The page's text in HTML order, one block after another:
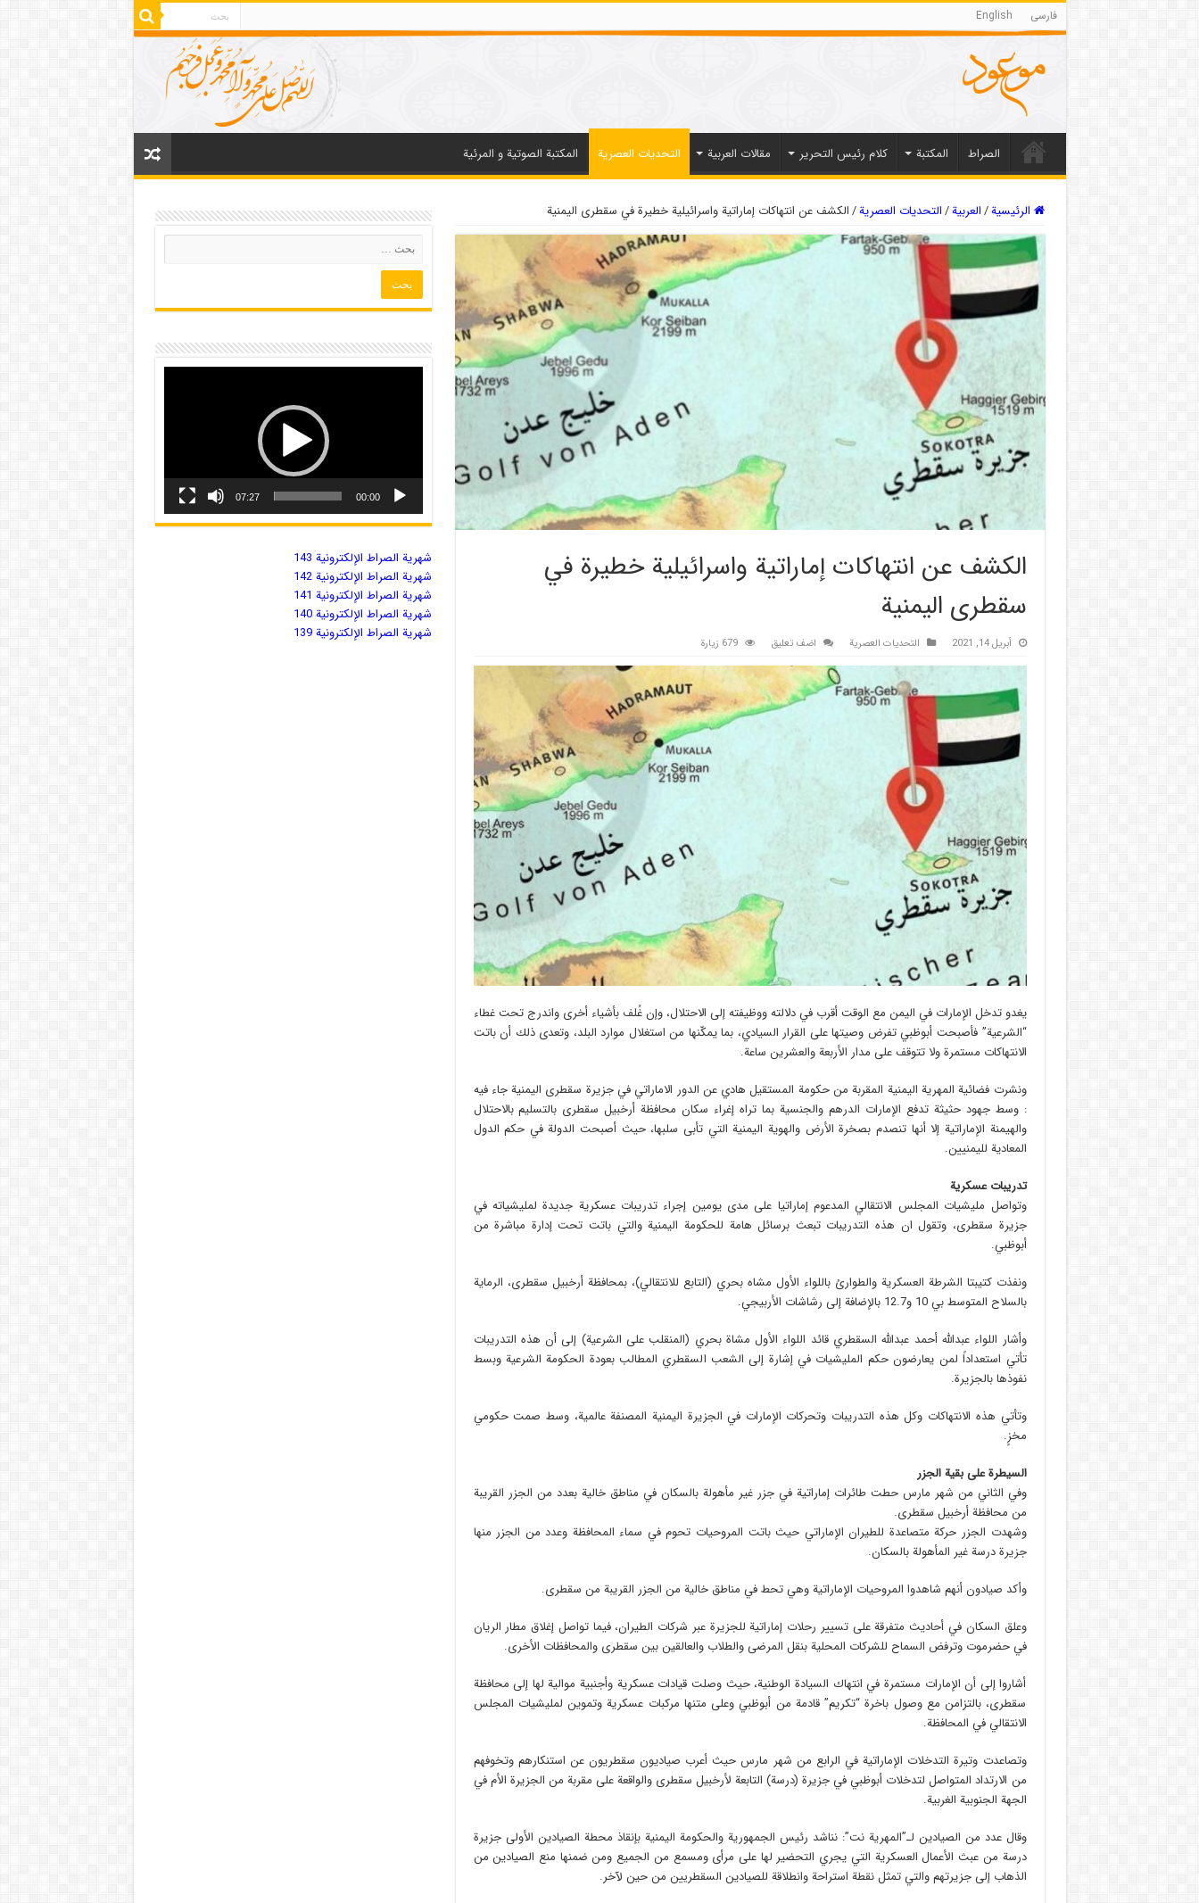
فارسی English
الصراط المکتبة كلام رئيس التحرير مقالات العربیة التحديات العصرية المكتبة الصوتية و المرئية
الرئيسية/العربیة/التحديات العصرية/الكشف عن انتهاكات إماراتية واسرائيلية خطيرة في سقطرى اليمنية
الكشف عن انتهاكات إماراتية واسرائيلية خطيرة في
سقطرى اليمنية
أبريل 14, 2021 التحديات العصرية اضف تعليق 679 زيارة
يغدو تدخل الإمارات في اليمن مع الوقت أقرب في دلالته ووظيفته إلى الاحتلال، وإن غُلف بأشياء أخرى واندرج تحت غطاء
“الشرعية” فأصبحت أبوظبي تفرض وصيتها على القرار السيادي، بما يمكّنها من استغلال موارد البلد، وتعدى ذلك أن باتت
الانتهاكات مستمرة ولا تتوقف على مدار الأربعة والعشرين ساعة.
ونشرت فضائية المهرية اليمنية المقربة من حكومة المستقيل هادي عن الدور الاماراتي في جزيرة سقطرى اليمنية جاء فيه
: وسط جهود حثيثة تدفع الإمارات الدرهم والجنسية بما تراه إغراء سكان محافظة أرخبيل سقطرى بالتسليم بالاحتلال
والهيمنة الإماراتية إلا أنها تنصدم بصخرة الأرض والهوية اليمنية التي تأبى سلبها، حيث أصبحت الدولة في حكم الدول
المعادية لليمنيين.
تدريبات عسكرية
وتواصل مليشيات المجلس الانتقالي المدعوم إماراتيا على مدى يومين إجراء تدريبات عسكرية جديدة لمليشياته في
جزيرة سقطرى، وتقول ان هذه التدريبات تبعث برسائل هامة للحكومة اليمنية والتي باتت تحت إدارة مباشرة من
أبوظبي.
ونفذت كتيبتا الشرطة العسكرية والطوارئ باللواء الأول مشاه بحري (التابع للانتقالي)، بمحافظة أرخبيل سقطرى، الرماية
بالسلاح المتوسط بي 10 و12.7 بالإضافة إلى رشاشات الأربيجي.
وأشار اللواء عبدالله أحمد عبدالله السقطري قائد اللواء الأول مشاة بحري (المنقلب على الشرعية) إلى أن هذه التدريبات
تأتي استعداداً لمن يعارضون حكم المليشيات في إشارة إلى الشعب السقطري المطالب بعودة الحكومة الشرعية وبسط
نفوذها بالجزيرة.
وتأتي هذه الانتهاكات وكل هذه التدريبات وتحركات الإمارات في الجزيرة اليمنية المصنفة عالمية، وسط صمت حكومي
مخزٍ.
السيطرة على بقية الجزر
وفي الثاني من شهر مارس حطت طائرات إماراتية في جزر غير مأهولة بالسكان في مناطق خالية بعدد من الجزر القريبة
من محافظة أرخبيل سقطرى.
وشهدت الجزر حركة متصاعدة للطيران الإماراتي حيث باتت المروحيات تحوم في سماء المحافظة وعدد من الجزر منها
جزيرة درسة غير المأهولة بالسكان.
وأكد صيادون أنهم شاهدوا المروحيات الإماراتية وهي تحط في مناطق خالية من الجزر القريبة من سقطرى.
وعلق السكان في أحاديث متفرقة على تسيير رحلات إماراتية للجزيرة عبر شركات الطيران، فيما تواصل إغلاق مطار الريان
في حضرموت وترفض السماح للشركات المحلية بنقل المرضى والطلاب والعالقين بين سقطرى والمحافظات الأخرى.
أشاروا إلى أن الإمارات مستمرة في انتهاك السيادة الوطنية، حيث وصلت قيادات عسكرية وأجنبية موالية لها إلى محافظة
سقطرى، بالتزامن مع وصول باخرة “تكريم” قادمة من أبوظبي وعلى متنها مركبات عسكرية وتموين لمليشيات المجلس
الانتقالي في المحافظة.
وتصاعدت وتيرة التدخلات الإماراتية في الرابع من شهر مارس حيث أعرب صياديون سقطريون عن استنكارهم وتخوفهم
من الارتداد المتواصل لتدخلات أبوظبي في جزيرة (درسة) التابعة لأرخبيل سقطرى والواقعة على مقربة من الجزيرة الأم في
الجهة الجنوبية الغربية.
وقال عدد من الصيادين لـ”المهرية نت”: نناشد رئيس الجمهورية والحكومة اليمنية بإنقاذ محطة الصيادين الأولى جزيرة
درسة من عبث الأعمال العسكرية التي يجري التحضير لها على مرأى ومسمع من الجميع ومن ضمنها منع الصيادين من
الذهاب إلى جزيرتهم والتي تمثل نقطة استراحة وانطلاقة للصيادين السقطريين من حين لآخر.
00:00
07:27
شهریة الصراط الإلكترونية 143
شهریة الصراط الإلكترونية 142
شهریة الصراط الإلكترونية 141
شهریة الصراط الإلكترونية 140
شهریة الصراط الإلكترونية 139